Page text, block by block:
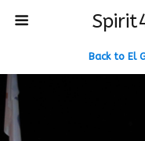
Back to El